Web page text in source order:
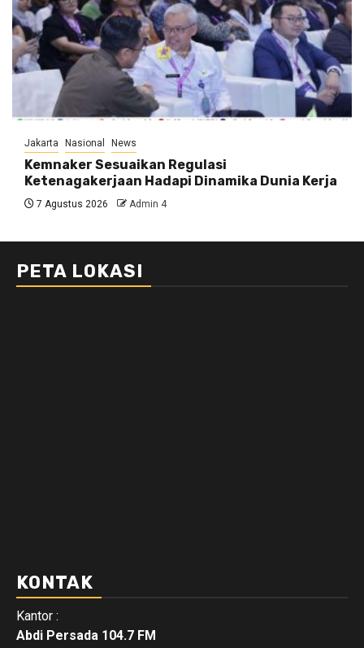
Jakarta Nasional News
Kemnaker Sesuaikan Regulasi
Ketenagakerjaan Hadapi Dinamika Dunia Kerja
7 Agustus 2026 Admin 4
PETA LOKASI
KONTAK
Kantor :
Abdi Persada 104.7 FM